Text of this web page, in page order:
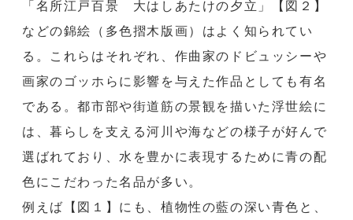
「名所江戸百景 大はしあたけの夕立」【図２】
などの錦絵（多色摺木版画）はよく知られてい
る。これらはそれぞれ、作曲家のドビュッシーや
画家のゴッホらに影響を与えた作品としても有名
である。都市部や街道筋の景観を描いた浮世絵に
は、暮らしを支える河川や海などの様子が好んで
選ばれており、水を豊かに表現するために青の配
色にこだわった名品が多い。
例えば【図１】にも、植物性の藍の深い青色と、